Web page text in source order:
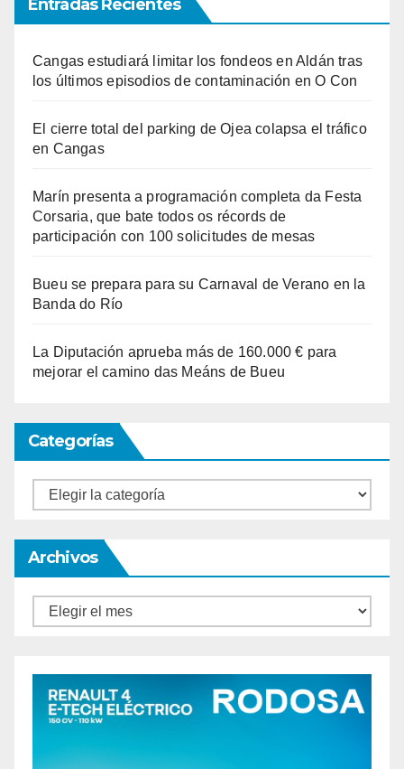
Entradas Recientes
Cangas estudiará limitar los fondeos en Aldán tras
los últimos episodios de contaminación en O Con
El cierre total del parking de Ojea colapsa el tráfico
en Cangas
Marín presenta a programación completa da Festa
Corsaria, que bate todos os récords de
participación con 100 solicitudes de mesas
Bueu se prepara para su Carnaval de Verano en la
Banda do Río
La Diputación aprueba más de 160.000 € para
mejorar el camino das Meáns de Bueu
Categorías
Categorías
Archivos
Archivos